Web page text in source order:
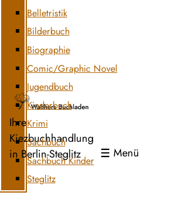
Ihre
Kiezbuchhandlung
in Berlin-Steglitz
Menü
Belletristik
Bilderbuch
Biographie
Comic/Graphic Novel
Jugendbuch
Kinderbuch
Krimi
Sachbuch
Sachbuch Kinder
Steglitz